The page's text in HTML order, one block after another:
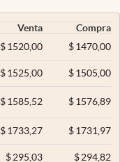
Venta
Compra
$ 1520,00 $1470,00
$ 1525,00 $1505,00
$ 1585,52 $1576,89
$ 1733,27 $1731,97
$ 295,03 $294,82